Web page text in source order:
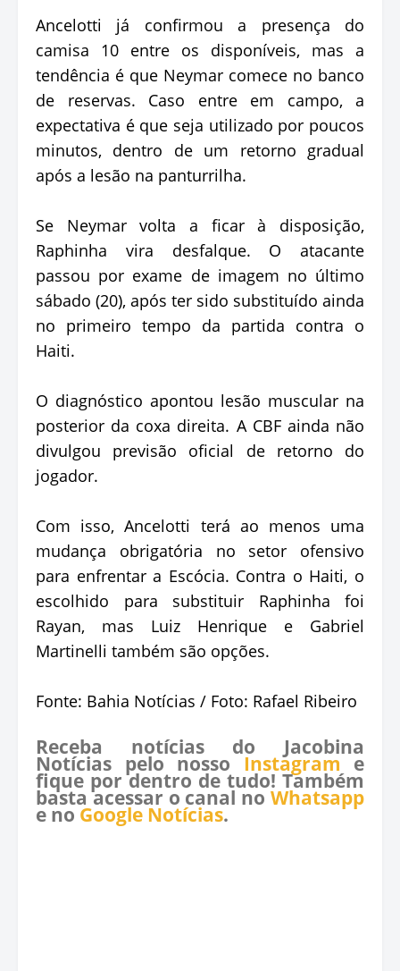
Ancelotti já confirmou a presença do
camisa 10 entre os disponíveis, mas a
tendência é que Neymar comece no banco
de reservas. Caso entre em campo, a
expectativa é que seja utilizado por poucos
minutos, dentro de um retorno gradual
após a lesão na panturrilha.
Se Neymar volta a ficar à disposição,
Raphinha vira desfalque. O atacante
passou por exame de imagem no último
sábado (20), após ter sido substituído ainda
no primeiro tempo da partida contra o
Haiti.
O diagnóstico apontou lesão muscular na
posterior da coxa direita. A CBF ainda não
divulgou previsão oficial de retorno do
jogador.
Com isso, Ancelotti terá ao menos uma
mudança obrigatória no setor ofensivo
para enfrentar a Escócia. Contra o Haiti, o
escolhido para substituir Raphinha foi
Rayan, mas Luiz Henrique e Gabriel
Martinelli também são opções.
Fonte: Bahia Notícias / Foto: Rafael Ribeiro
Receba notícias do Jacobina
Notícias pelo nosso Instagram e
fique por dentro de tudo! Também
basta acessar o canal no Whatsapp
e no Google Notícias.